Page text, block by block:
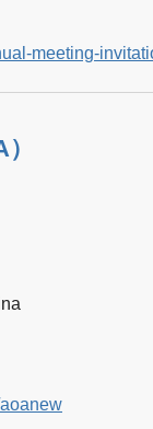
meeting-